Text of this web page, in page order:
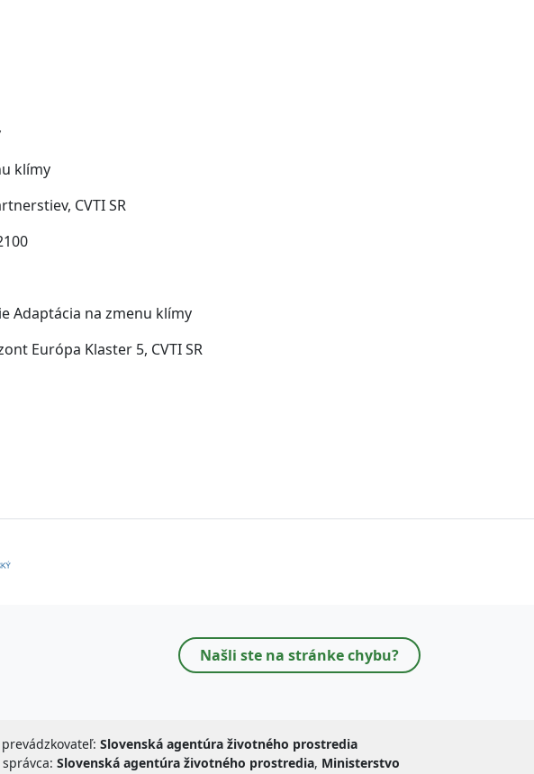
klímy
CVTI SR
Adaptácia na zmenu klímy
Európa Klaster 5, CVTI SR
Našli ste na stránke chybu?
Slovenská agentúra životného prostredia
Slovenská agentúra životného prostredia, Ministerstvo